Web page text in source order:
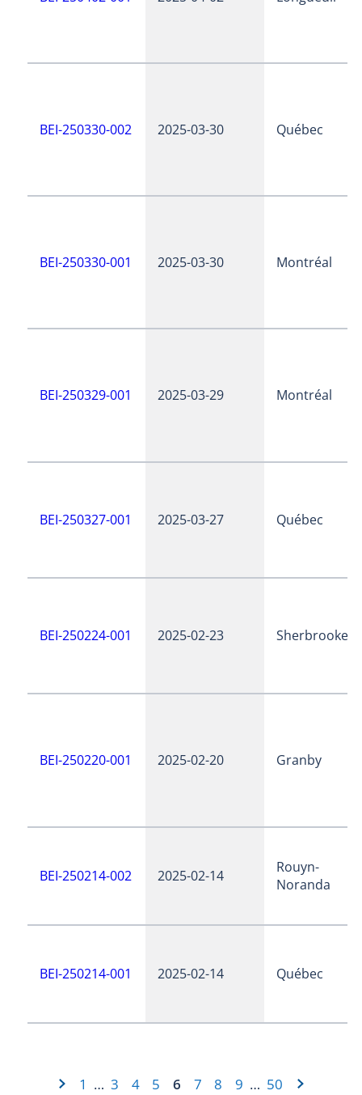
BEI-250330-002 2025-03-30 Québec
BEI-250330-001 2025-03-30 Montréal
BEI-250329-001 2025-03-29 Montréal
BEI-250327-001 2025-03-27 Québec
BEI-250224-001 2025-02-23 Sherbrooke
BEI-250220-001 2025-02-20 Granby
BEI-250214-002 2025-02-14
Rouyn-
Noranda
BEI-250214-001 2025-02-14 Québec
1 … 3 4 5 6 7 8 9 … 50